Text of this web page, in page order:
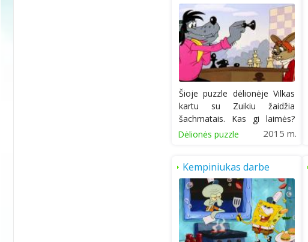
Šioje puzzle dėlionėje Vilkas
kartu su Zuikiu žaidžia
šachmatais. Kas gi laimės?
Ar...
Dėlionės puzzle 2015 m.
Kempiniukas darbe